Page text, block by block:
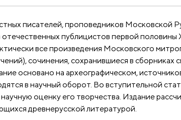
писателей, проповедников Московской
отечественных публицистов первой
все произведения Московского
сочинения, сохранившиеся в
основано на археографическом,
в научный оборот. Во вступительной
оценку его творчества. Издание
древнерусской литературой.